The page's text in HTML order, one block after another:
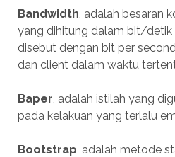
Bandwidth, adalah besaran
yang dihitung dalam bit/detik
disebut dengan bit per
dan client dalam waktu
Baper, adalah istilah yang
pada kelakuan yang terlalu
Bootstrap, adalah metode